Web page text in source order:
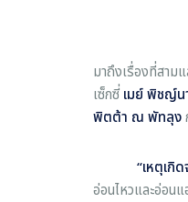
มาถึงเรื่องที่สาม
เซ็กซี่ เมย์ พิชญ์น
พิตต้า ณ พัทลุง
“เหตุเกิ
อ่อนไหวและอ่อน